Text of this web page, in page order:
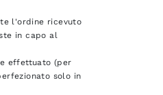
l'ordine ricevuto
in capo al
effettuato (per
solo in